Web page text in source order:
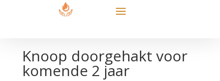
Knoop doorgehakt voor
komende 2 jaar